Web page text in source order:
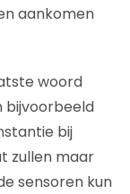
aankomen
woord
bijvoorbeeld
bij
zullen maar
sensoren kun